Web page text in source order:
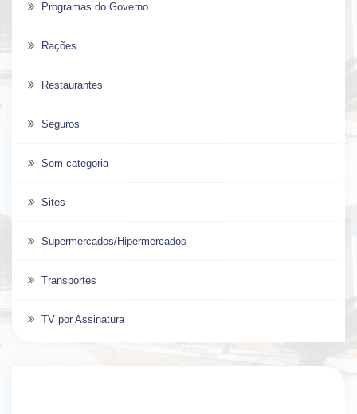
Programas do Governo
Rações
Restaurantes
Seguros
Sem categoria
Sites
Supermercados/Hipermercados
Transportes
TV por Assinatura